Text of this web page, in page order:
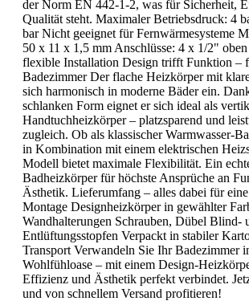
der Norm EN 442-1-2, was für Sicherheit,
Qualität steht. Maximaler Betriebsdruck: 4
bar Nicht geeignet für Fernwärmesysteme
50 x 11 x 1,5 mm Anschlüsse: 4 x 1/2"
flexible Installation Design trifft Funktion –
Badezimmer Der flache Heizkörper mit
sich harmonisch in moderne Bäder ein.
schlanken Form eignet er sich ideal als
Handtuchheizkörper – platzsparend und
zugleich. Ob als klassischer Warmwasser-
in Kombination mit einem elektrischen
Modell bietet maximale Flexibilität. Ein
Badheizkörper für höchste Ansprüche an
Ästhetik. Lieferumfang – alles dabei für
Montage Designheizkörper in gewählter
Wandhalterungen Schrauben, Dübel Blind-
Entlüftungsstopfen Verpackt in stabiler
Transport Verwandeln Sie Ihr Badezimmer
Wohlfühloase – mit einem Design-
Effizienz und Ästhetik perfekt verbindet.
und von schnellem Versand profitieren!